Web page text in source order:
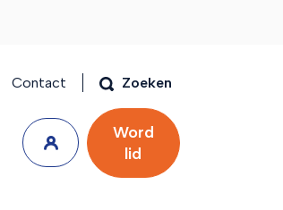
Contact Zoeken
Word
lid